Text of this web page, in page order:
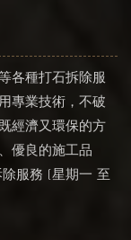
各種打石拆除服
專業技術，不破
經濟又環保的方
優良的施工品
服務 (星期一 至